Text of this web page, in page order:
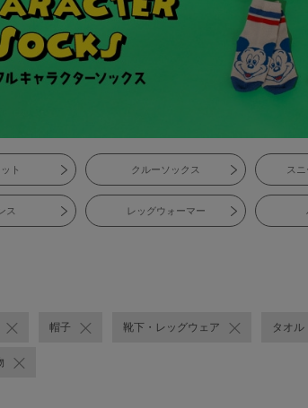
ト クルーソックス ス
ス レッグウォーマー
帽子 靴下・レッグウェア タオル